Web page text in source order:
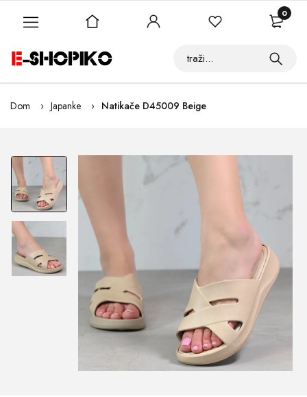
Dom Japanke Natikače D45009 Beige
0